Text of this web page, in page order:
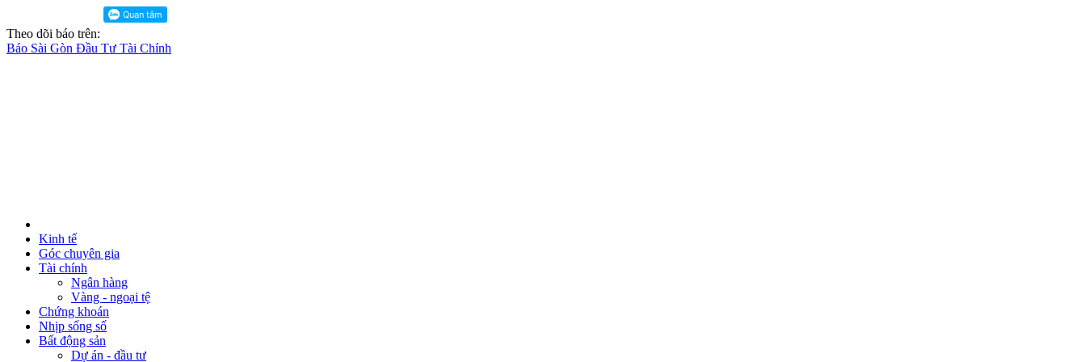
Theo dõi báo trên:
Báo Sài Gòn Đầu Tư Tài Chính
Kinh tế
Góc chuyên gia
Tài chính
Ngân hàng
Vàng - ngoại tệ
Chứng khoán
Nhịp sống số
Bất động sản
Dự án - đầu tư